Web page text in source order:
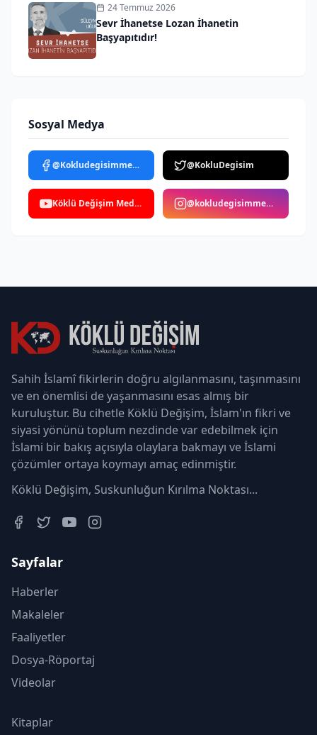
24 Temmuz 2026
Sevr İhanetse Lozan İhanetin
Başyapıtıdır!
Sosyal Medya
@Kokludegisimmedya @KokluDegisim
Köklü Değişim Medya @kokludegisimmedya
Sahih İslamî fikirlerin doğru algılanmasını, taşınmasını
ve en önemlisi de yaşanmasını esas almış bir
kuruluştur. Bu cihetle Köklü Değişim, İslam'ın fikri ve
siyasi yönünü toplum nezdinde var edebilmek için
İslami bir bakış açısıyla olaylara bakmayı ve İslami
çözümler ortaya koymayı amaç edinmiştir.
Köklü Değişim, Suskunluğun Kırılma Noktası...
Sayfalar
Haberler
Makaleler
Faaliyetler
Dosya-Röportaj
Videolar
Kitaplar